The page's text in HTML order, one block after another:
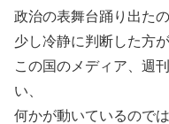
政治の表舞台踊り出た
少し冷静に判断した方
この国のメディア、週
い、
何かが動いているので